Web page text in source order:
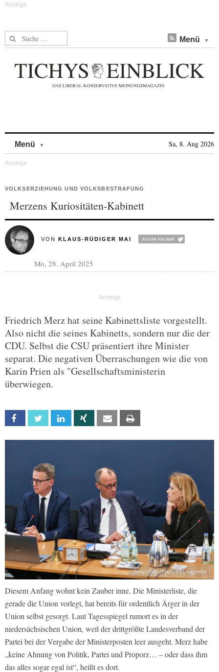
Suche nach: Menü
Menü Sa, 8. Aug 2026
VOLKSERZIEHUNG UND VOLKSBESTRAFUNG
Merzens Kuriositäten-Kabinett
VON KLAUS-RÜDIGER MAI
Mo, 28. April 2025
Friedrich Merz hat seine Kabinettsliste vorgestellt.
Also nicht die seines Kabinetts, sondern nur die der
CDU. Selbst die CSU präsentiert ihre Minister
separat. Die negativen Überraschungen wie die von
Karin Prien als "Gesellschaftsministerin
überwiegen.
Facebook Twitter Linkedin Xing Email
Imago/ dts- Nachrichtenagentur
Diesem Anfang wohnt kein Zauber inne. Die Ministerliste, die
gerade die Union vorlegt, hat bereits für ordentlich Ärger in der
Union selbst gesorgt. Laut Tagesspiegel rumort es in der
niedersächsischen Union, weil der drittgrößte Landesverband der
Partei bei der Vergabe der Ministerposten leer ausgeht. Merz habe
„keine Ahnung von Politik, Partei und Proporz… – oder dass ihm
das alles sogar egal ist“, heißt es dort.